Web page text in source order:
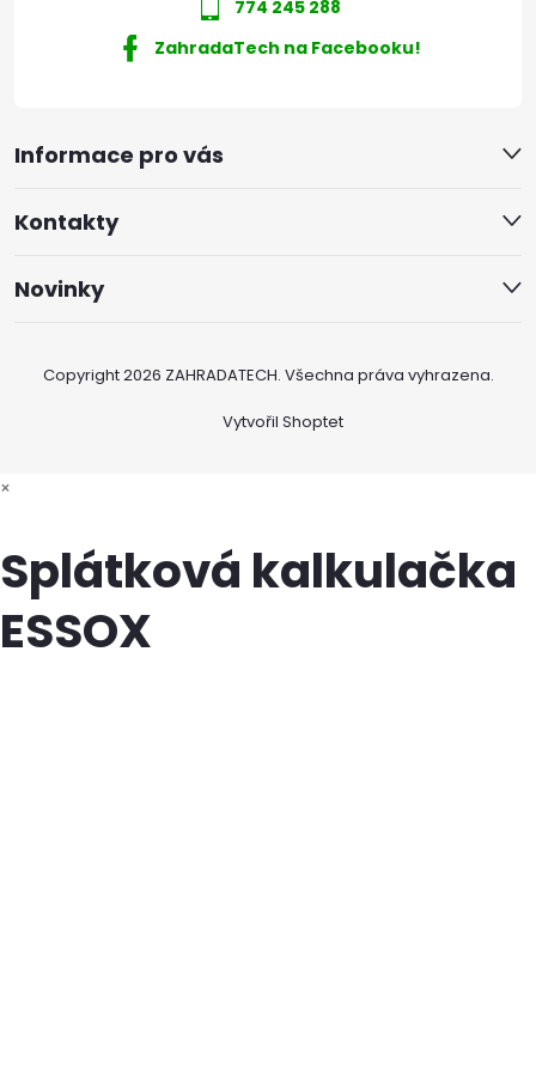
Informace pro vás
Kontakty
Novinky
774 245 288
ZahradaTech na Facebooku!
Vytvořil Shoptet
Copyright 2026 ZAHRADATECH. Všechna práva vyhrazena.
×
Splátková kalkulačka
ESSOX